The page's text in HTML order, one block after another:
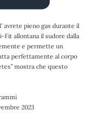
avrete pieno gas durante il
Fit allontana il sudore dalla
e permette un
perfettamente al corpo
mostra che questo
grammi
a partire dal ‏ : ‎ 3 novembre 2023